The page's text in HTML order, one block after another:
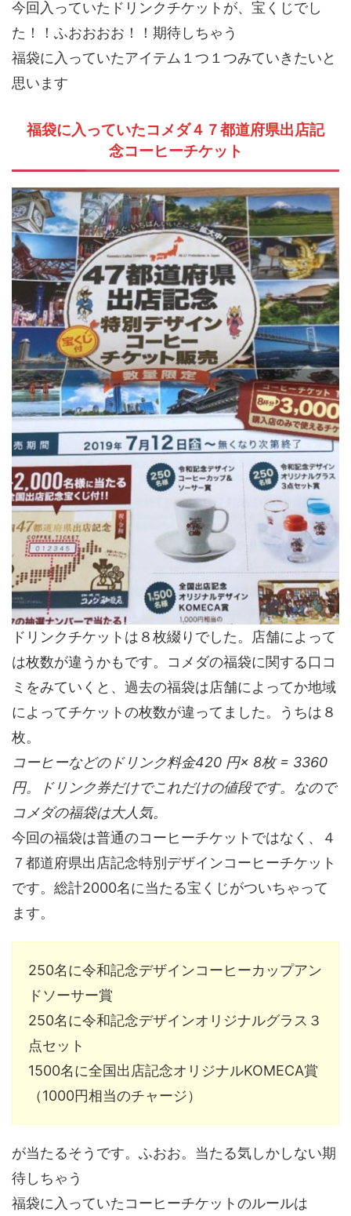
今回入っていたドリンクチケットが、宝くじでし
た！！ふおおおお！！期待しちゃう
福袋に入っていたアイテム１つ１つみていきたいと
思います
福袋に入っていたコメダ４７都道府県出店記
念コーヒーチケット
ドリンクチケットは８枚綴りでした。店舗によって
は枚数が違うかもです。コメダの福袋に関する口コ
ミをみていくと、過去の福袋は店舗によってか地域
によってチケットの枚数が違ってました。うちは８
枚。
コーヒーなどのドリンク料金420 円× 8枚 = 3360
円。ドリンク券だけでこれだけの値段です。なので
コメダの福袋は大人気。
今回の福袋は普通のコーヒーチケットではなく、４
７都道府県出店記念特別デザインコーヒーチケット
です。総計2000名に当たる宝くじがついちゃって
ます。
250名に令和記念デザインコーヒーカップアン
ドソーサー賞
250名に令和記念デザインオリジナルグラス３
点セット
1500名に全国出店記念オリジナルKOMECA賞
（1000円相当のチャージ）
が当たるそうです。ふおお。当たる気しかしない期
待しちゃう
福袋に入っていたコーヒーチケットのルールは